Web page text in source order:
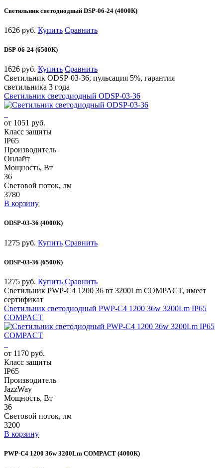
Светильник светодиодный DSP-06-24 (4000К)
1626 руб. Купить Сравнить
DSP-06-24 (6500К)
1626 руб. Купить Сравнить
Светильник ODSP-03-36, пульсация 5%, гарантия
светильника 3 года
Светильник светодиодный ODSP-03-36
от 1051 руб.
Класс защиты
IP65
Производитель
Онлайт
Мощность, Вт
36
Световой поток, лм
3780
В корзину
ODSP-03-36 (4000К)
1275 руб. Купить Сравнить
ODSP-03-36 (6500К)
1275 руб. Купить Сравнить
Светильник PWP-С4 1200 36 вт 3200Lm COMPACT, имеет
сертификат
Светильник светодиодный PWP-С4 1200 36w 3200Lm IP65
COMPACT
от 1170 руб.
Класс защиты
IP65
Производитель
JazzWay
Мощность, Вт
36
Световой поток, лм
3200
В корзину
PWP-С4 1200 36w 3200Lm COMPACT (4000К)